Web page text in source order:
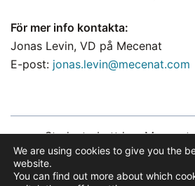
För mer info kontakta:
Jonas Levin, VD på Mecenat
E-post: jonas.levin@mecenat.com
Inläggsnavigering
Studentrabatt hos Mecenat
Nya rekordsiffror för
We are using cookies to give you the
website.
You can find out more about which